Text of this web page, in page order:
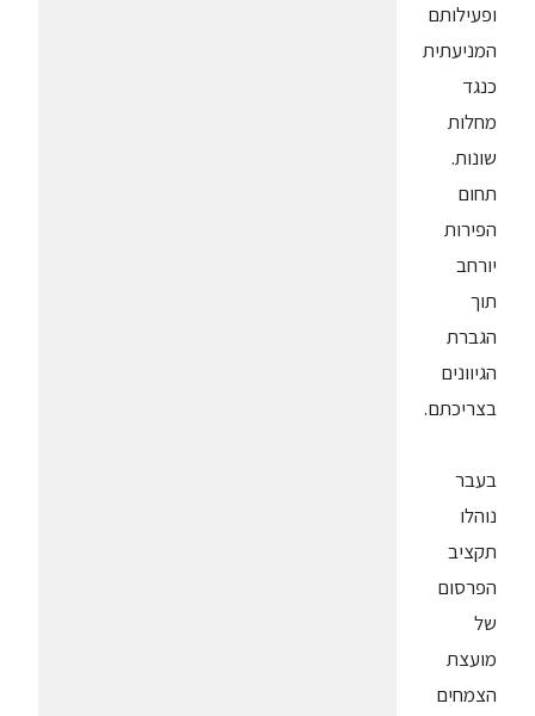
ופעילותם
המניעתית
כנגד
מחלות
שונות.
תחום
הפירות
יורחב
תוך
הגברת
הגיוונים
בצריכתם.
בעבר
נוהלו
תקציב
הפרסום
של
מועצת
הצמחים